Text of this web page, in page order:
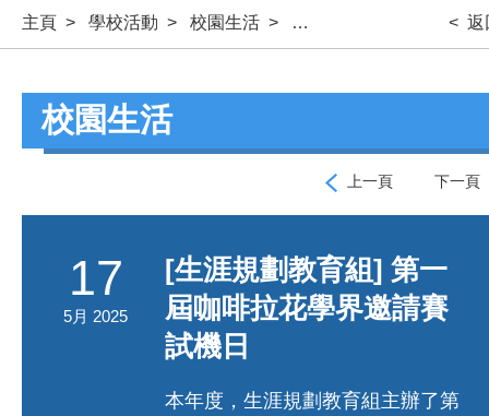
主頁 > 學校活動 > 校園生活 > [生涯規劃教育組] 第一屆
< 返
校園生活
上一頁 下一頁
17
5月 2025
[生涯規劃教育組] 第一
屆咖啡拉花學界邀請賽
試機日
本年度，生涯規劃教育組主辦了第